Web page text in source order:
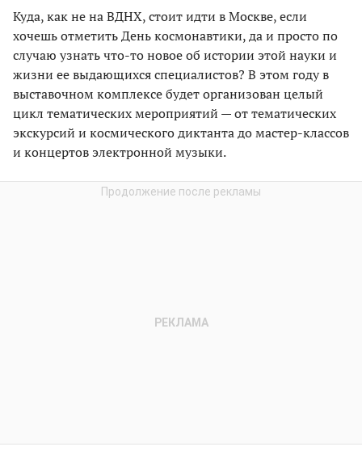
Куда, как не на ВДНХ, стоит идти в Москве, если
хочешь отметить День космонавтики, да и просто по
случаю узнать что-то новое об истории этой науки и
жизни ее выдающихся специалистов? В этом году в
выставочном комплексе будет организован целый
цикл тематических мероприятий — от тематических
экскурсий и космического диктанта до мастер-классов
и концертов электронной музыки.